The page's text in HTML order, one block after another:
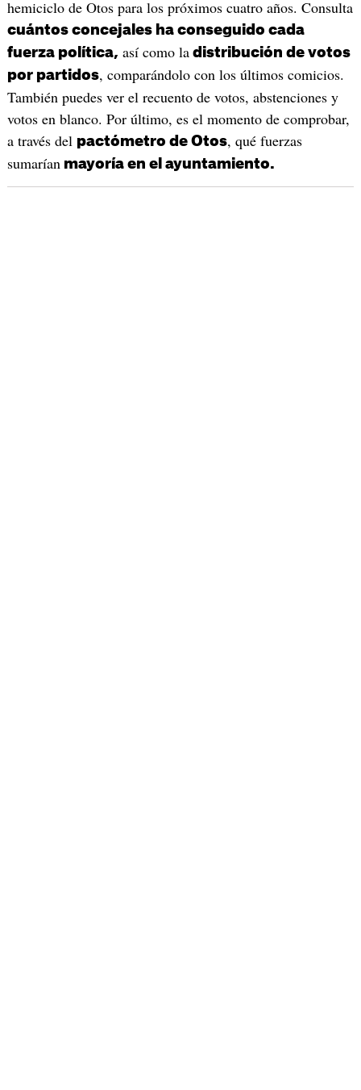
hemiciclo de Otos para los próximos cuatro años. Consulta
cuántos concejales ha conseguido cada
fuerza política, así como ladistribución de votos
por partidos, comparándolo con los últimos comicios.
También puedes ver el recuento de votos, abstenciones y
votos en blanco. Por último, es el momento de comprobar,
a través del pactómetro de Otos, qué fuerzas
sumarían mayoría en el ayuntamiento.